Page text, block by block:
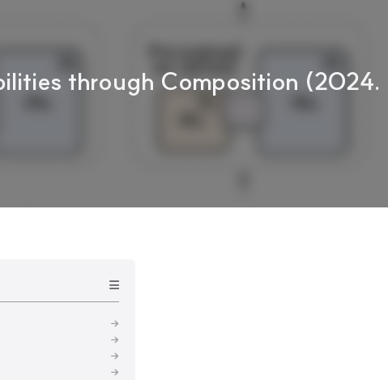
through Composition (2024.